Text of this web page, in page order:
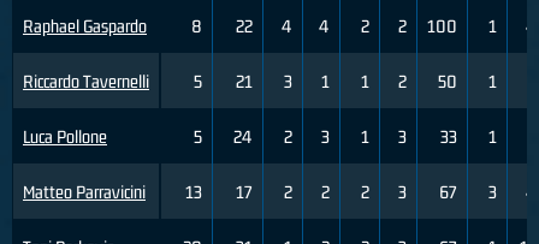
Raphael Gaspardo
Riccardo Tavernelli
Luca Pollone
Matteo Parravicini
8 22 4 4 2 2 100 1 4
5 21 3 1 1 2 50 1
5 24 2 3 1 3 33 1
13 17 2 2 2 3 67 3 4